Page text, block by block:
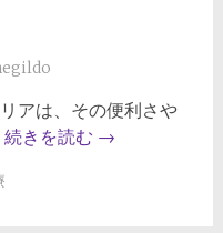
アは、その便利さや
続きを読む →